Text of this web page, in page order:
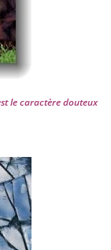
le carac­tère dou­teux